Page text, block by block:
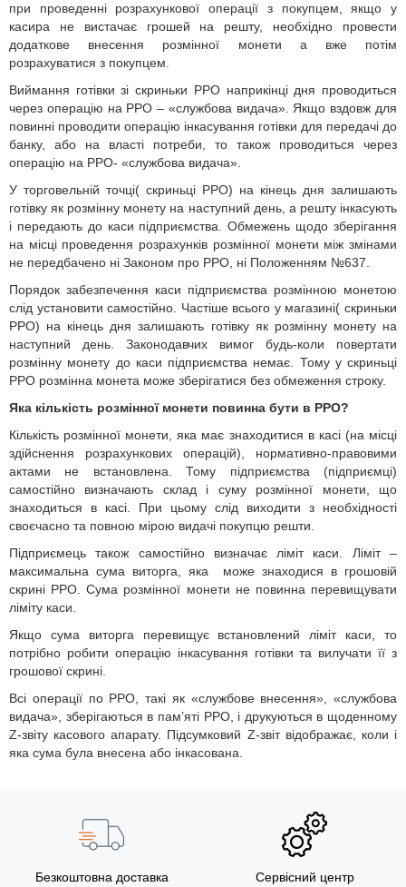
при проведенні розрахункової операції з покупцем, якщо у
касира не вистачає грошей на решту, необхідно провести
додаткове внесення розмінної монети а вже потім
розрахуватися з покупцем.
Виймання готівки зі скриньки РРО наприкінці дня проводиться
через операцію на РРО – «службова видача». Якщо вздовж для
повинні проводити операцію інкасування готівки для передачі до
банку, або на власті потреби, то також проводиться через
операцію на РРО- «службова видача».
У торговельній точці( скриньці РРО) на кінець дня залишають
готівку як розмінну монету на наступний день, а решту інкасують
і передають до каси підприємства. Обмежень щодо зберігання
на місці проведення розрахунків розмінної монети між змінами
не передбачено ні Законом про РРО, ні Положенням №637.
Порядок забезпечення каси підприємства розмінною монетою
слід установити самостійно. Частіше всього у магазині( скриньки
РРО) на кінець дня залишають готівку як розмінну монету на
наступний день. Законодавчих вимог будь-коли повертати
розмінну монету до каси підприємства немає. Тому у скриньці
РРО розмінна монета може зберігатися без обмеження строку.
Яка кількість розмінної монети повинна бути в РРО?
Кількість розмінної монети, яка має знаходитися в касі (на місці
здійснення розрахункових операцій), нормативно-правовими
актами не встановлена. Тому підприємства (підприємці)
самостійно визначають склад і суму розмінної монети, що
знаходиться в касі. При цьому слід виходити з необхідності
своєчасно та повною мірою видачі покупцю решти.
Підприємець також самостійно визначає ліміт каси. Ліміт –
максимальна сума виторга, яка може знаходися в грошовій
скрині РРО. Сума розмінної монети не повинна перевищувати
ліміту каси.
Якщо сума виторга перевищує встановлений ліміт каси, то
потрібно робити операцію інкасування готівки та вилучати її з
грошової скрині.
Всі операції по РРО, такі як «службове внесення», «службова
видача», зберігаються в пам’яті РРО, і друкуються в щоденному
Z-звіту касового апарату. Підсумковий Z-звіт відображає, коли і
яка сума була внесена або інкасована.
Безкоштовна доставка
Сервісний центр